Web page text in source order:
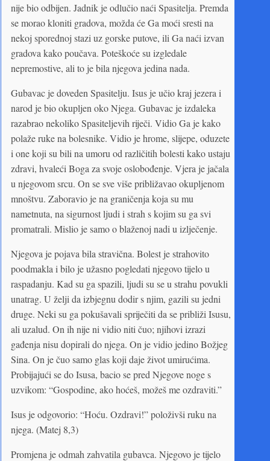
nije bio odbijen. Jadnik je odlučio naći Spasitelja. Premda
se morao kloniti gradova, možda će Ga moći sresti na
nekoj sporednoj stazi uz gorske putove, ili Ga naći izvan
gradova kako poučava. Poteškoće su izgledale
nepremostive, ali to je bila njegova jedina nada.
Gubavac je doveden Spasitelju. Isus je učio kraj jezera i
narod je bio okupljen oko Njega. Gubavac je izdaleka
razabrao nekoliko Spasiteljevih riječi. Vidio Ga je kako
polaže ruke na bolesnike. Vidio je hrome, slijepe, oduzete
i one koji su bili na umoru od različitih bolesti kako ustaju
zdravi, hvaleći Boga za svoje oslobođenje. Vjera je jačala
u njegovom srcu. On se sve više približavao okupljenom
mnoštvu. Zaboravio je na graničenja koja su mu
nametnuta, na sigurnost ljudi i strah s kojim su ga svi
promatrali. Mislio je samo o blaženoj nadi u izlječenje.
Njegova je pojava bila stravična. Bolest je strahovito
poodmakla i bilo je užasno pogledati njegovo tijelo u
raspadanju. Kad su ga spazili, ljudi su se u strahu povukli
unatrag. U želji da izbjegnu dodir s njim, gazili su jedni
druge. Neki su ga pokušavali spriječiti da se približi Isusu,
ali uzalud. On ih nije ni vidio niti čuo; njihovi izrazi
gađenja nisu dopirali do njega. On je vidio jedino Božjeg
Sina. On je čuo samo glas koji daje život umirućima.
Probijajući se do Isusa, bacio se pred Njegove noge s
uzvikom: “Gospodine, ako hoćeš, možeš me ozdraviti.”
Isus je odgovorio: “Hoću. Ozdravi!” položivši ruku na
njega. (Matej 8,3)
Promjena je odmah zahvatila gubavca. Njegovo je tijelo